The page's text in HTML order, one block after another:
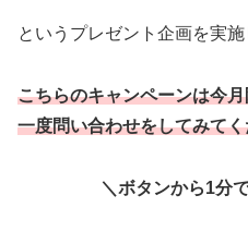
というプレゼント企画を実施
こちらのキャンペーンは今
一度問い合わせをしてみて
＼ボタンから1分